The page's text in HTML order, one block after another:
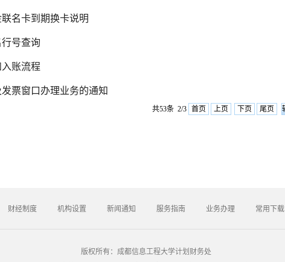
名卡到期换卡说明
号查询
账流程
票窗口办理业务的通知
共53条 2/3 首页 上页 下页 尾页
财经制度 机构设置 新闻通知 服务指南 业务办理 常用下载
版权所有：成都信息工程大学计划财务处